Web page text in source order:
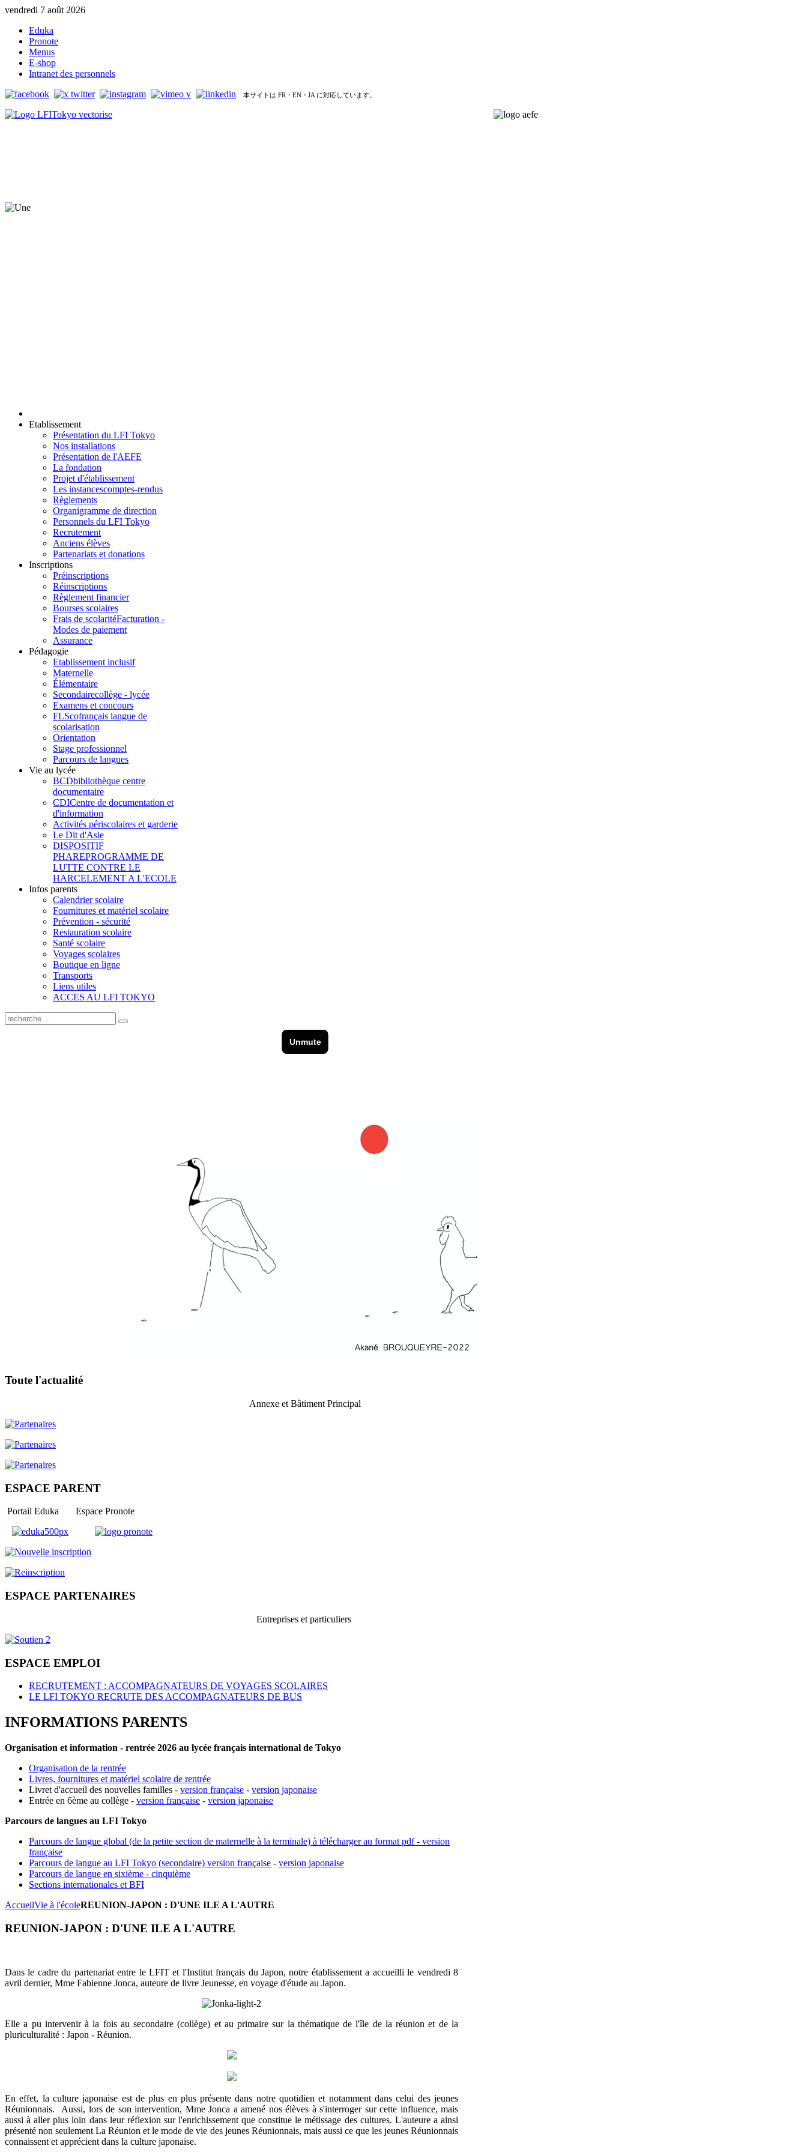
vendredi 7 août 2026
Eduka
Pronote
Menus
E-shop
Intranet des personnels
本サイトは FR・EN・JA に対応しています。
Etablissement
Présentation du LFI Tokyo
Nos installations
Présentation de l'AEFE
La fondation
Projet d'établissement
Les instancescomptes-rendus
Règlements
Organigramme de direction
Personnels du LFI Tokyo
Recrutement
Anciens élèves
Partenariats et donations
Inscriptions
Préinscriptions
Réinscriptions
Règlement financier
Bourses scolaires
Frais de scolaritéFacturation -
Modes de paiement
Assurance
Pédagogie
Etablissement inclusif
Maternelle
Élémentaire
Secondairecollège - lycée
Examens et concours
FLScofrançais langue de
scolarisation
Orientation
Stage professionnel
Parcours de langues
Vie au lycée
BCDbibliothèque centre
documentaire
CDICentre de documentation et
d'information
Activités périscolaires et garderie
Le Dit d'Asie
DISPOSITIF
PHAREPROGRAMME DE
LUTTE CONTRE LE
HARCELEMENT A L'ECOLE
Infos parents
Calendrier scolaire
Fournitures et matériel scolaire
Prévention - sécurité
Restauration scolaire
Santé scolaire
Voyages scolaires
Boutique en ligne
Transports
Liens utiles
ACCES AU LFI TOKYO
Toute l'actualité
Annexe et Bâtiment Principal
ESPACE PARENT
Portail Eduka Espace Pronote
ESPACE PARTENAIRES
Entreprises et particuliers
ESPACE EMPLOI
RECRUTEMENT : ACCOMPAGNATEURS DE VOYAGES SCOLAIRES
LE LFI TOKYO RECRUTE DES ACCOMPAGNATEURS DE BUS
INFORMATIONS PARENTS
Organisation et information - rentrée 2026 au lycée français international de Tokyo
Organisation de la rentrée
Livres, fournitures et matériel scolaire de rentrée
Livret d'accueil des nouvelles familles - version française - version japonaise
Entrée en 6ème au collège - version française - version japonaise
Parcours de langues au LFI Tokyo
Parcours de langue global (de la petite section de maternelle à la terminale) à télécharger au format pdf - version
française
Parcours de langue au LFI Tokyo (secondaire) version française - version japonaise
Parcours de langue en sixième - cinquième
Sections internationales et BFI
AccueilVie à l'écoleREUNION-JAPON : D'UNE ILE A L'AUTRE
REUNION-JAPON : D'UNE ILE A L'AUTRE
Dans le cadre du partenariat entre le LFIT et l'Institut français du Japon, notre établissement a accueilli le vendredi 8
avril dernier, Mme Fabienne Jonca, auteure de livre Jeunesse, en voyage d'étude au Japon.
Elle a pu intervenir à la fois au secondaire (collège) et au primaire sur la thématique de l'île de la réunion et de la
pluriculturalité : Japon - Réunion.
En effet, la culture japonaise est de plus en plus présente dans notre quotidien et notamment dans celui des jeunes
Réunionnais. Aussi, lors de son intervention, Mme Jonca a amené nos élèves à s'interroger sur cette influence, mais
aussi à aller plus loin dans leur réflexion sur l'enrichissement que constitue le métissage des cultures. L'auteure a ainsi
présenté non seulement La Réunion et le mode de vie des jeunes Réunionnais, mais aussi ce que les jeunes Réunionnais
connaissent et apprécient dans la culture japonaise.